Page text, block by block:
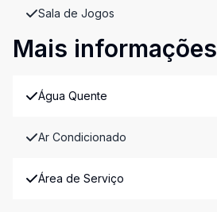
Sala de Jogos
Mais informações
Água Quente
Ar Condicionado
Área de Serviço